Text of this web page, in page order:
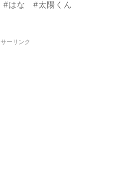
はな #太陽くん
ーリンク